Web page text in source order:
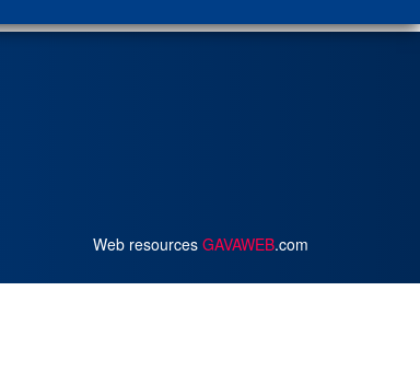
Web resources GAVAWEB.com